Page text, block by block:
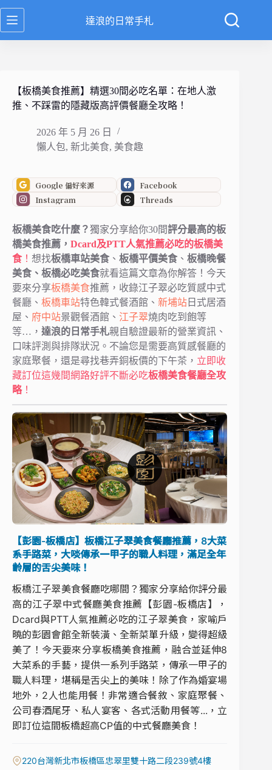
跳
至
達浪的日常手札
【板橋美食推薦】精選30間必吃名單：在地人激
推、不踩雷的隱藏版高評價餐廳全攻略！
2026 年 5 月 26 日
懶人包, 新北美食, 美食趣
Google 偏好來源
Facebook
Instagram
Threads
板橋美食吃什麼？獨家分享給你30間評分最高的板
橋美食推薦， Dcard及PTT人氣推薦必吃的板橋美
食！ 想找板橋車站美食 、 板橋平價美食 、 板橋晚餐
美食、板橋必吃美食就看這篇文章為你解答！今天
要來分享板橋美食推薦，收錄江子翠必吃質感中式
餐廳、 板橋車站特色韓式餐酒館、 新埔站 日式居酒
屋、 府中站景觀餐酒館、 江子翠燒肉吃到飽等
等…， 達浪的日常手札親自驗證最新的營業資訊、
口味評測與排隊狀況。不論您是需要高質感餐廳的
家庭聚餐，還是尋找巷弄銅板價的下午茶， 立即收
藏訂位這幾間網路好評不斷必吃板橋美食餐廳全攻
略！
【彭園-板橋店】板橋江子翠美食餐廳推薦，8大菜
系手路菜，大啖傳承一甲子的職人料理，滿足全年
齡層的舌尖美味！
板橋江子翠美食餐廳吃哪間？獨家分享給你評分最
高的江子翠中式餐廳美食推薦【彭園-板橋店】，
Dcard與PTT人氣推薦必吃的江子翠美食，家喻戶
曉的彭園會館全新裝潢、全新菜單升級，變得超級
美了！今天要來分享板橋美食推薦，融合並延伸8
大菜系的手藝，提供一系列手路菜，傳承一甲子的
職人料理，堪稱是舌尖上的美味！除了作為婚宴場
地外，2人也能用餐！非常適合餐敘、家庭聚餐、
公司春酒尾牙、私人宴客、各式活動用餐等...，立
即訂位這間板橋超高CP值的中式餐廳美食！
220台灣新北市板橋區忠翠里雙十路二段239號4樓